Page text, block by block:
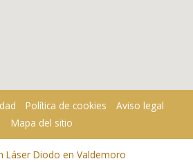
Política de cookies
Aviso legal
Mapa del sitio
Láser Diodo en Valdemoro